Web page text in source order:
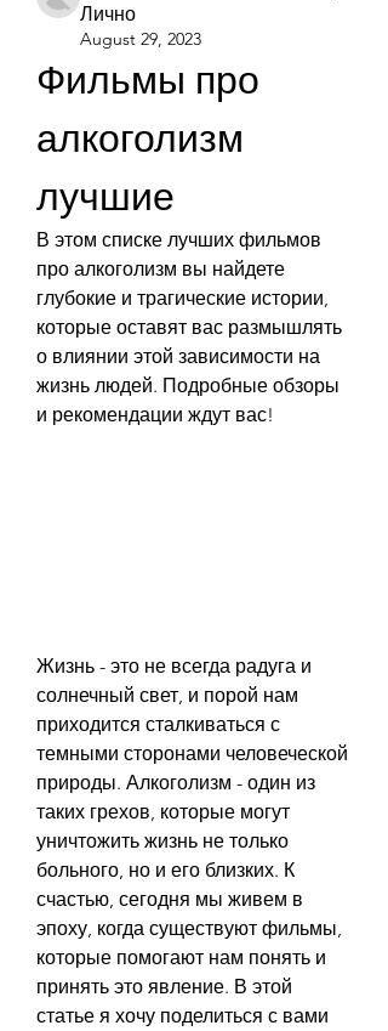
Лично
August 29, 2023
Фильмы про
алкоголизм
лучшие
В этом списке лучших фильмов
про алкоголизм вы найдете
глубокие и трагические истории,
которые оставят вас размышлять
о влиянии этой зависимости на
жизнь людей. Подробные обзоры
и рекомендации ждут вас!
Жизнь - это не всегда радуга и
солнечный свет, и порой нам
приходится сталкиваться с
темными сторонами человеческой
природы. Алкоголизм - один из
таких грехов, которые могут
уничтожить жизнь не только
больного, но и его близких. К
счастью, сегодня мы живем в
эпоху, когда существуют фильмы,
которые помогают нам понять и
принять это явление. В этой
статье я хочу поделиться с вами